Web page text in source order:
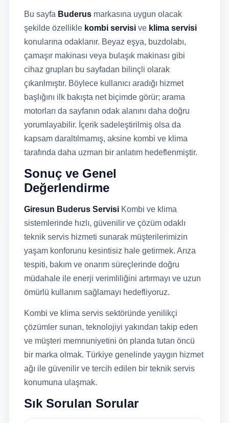
Bu sayfa Buderus markasına uygun olacak
şekilde özellikle kombi servisi ve klima servisi
konularına odaklanır. Beyaz eşya, buzdolabı,
çamaşır makinası veya bulaşık makinası gibi
cihaz grupları bu sayfadan bilinçli olarak
çıkarılmıştır. Böylece kullanıcı aradığı hizmet
başlığını ilk bakışta net biçimde görür; arama
motorları da sayfanın odak alanını daha doğru
yorumlayabilir. İçerik sadeleştirilmiş olsa da
kapsam daraltılmamış, aksine kombi ve klima
tarafında daha uzman bir anlatım hedeflenmiştir.
Sonuç ve Genel
Değerlendirme
Giresun Buderus Servisi Kombi ve klima
sistemlerinde hızlı, güvenilir ve çözüm odaklı
teknik servis hizmeti sunarak müşterilerimizin
yaşam konforunu kesintisiz hale getirmek. Arıza
tespiti, bakım ve onarım süreçlerinde doğru
müdahale ile enerji verimliliğini artırmayı ve uzun
ömürlü kullanım sağlamayı hedefliyoruz.
Kombi ve klima servis sektöründe yenilikçi
çözümler sunan, teknolojiyi yakından takip eden
ve müşteri memnuniyetini ön planda tutan öncü
bir marka olmak. Türkiye genelinde yaygın hizmet
ağı ile güvenilir ve tercih edilen bir teknik servis
konumuna ulaşmak.
Sık Sorulan Sorular